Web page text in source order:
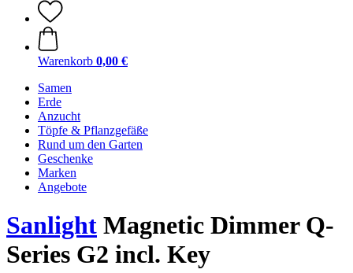
Warenkorb 0,00 €
Samen
Erde
Anzucht
Töpfe & Pflanzgefäße
Rund um den Garten
Geschenke
Marken
Angebote
Sanlight Magnetic Dimmer Q-
Series G2 incl. Key